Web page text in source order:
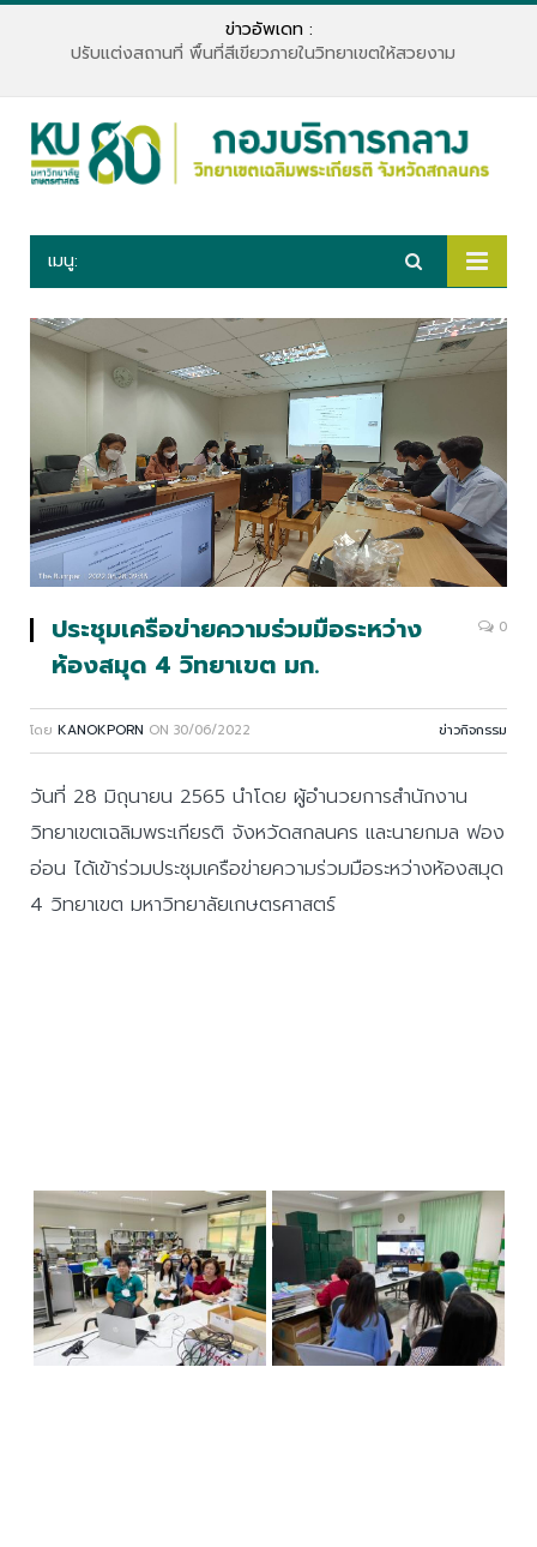
ข่าวอัพเดท :
ปรับแต่งสถานที่ พื้นที่สีเขียวภายในวิทยาเขตให้สวยงาม
เมนู:
ประชุมเครือข่ายความร่วมมือระหว่าง
ห้องสมุด 4 วิทยาเขต มก.
0
โดย KANOKPORN ON 30/06/2022 ข่าวกิจกรรม
วันที่ 28 มิถุนายน 2565 นำโดย ผู้อำนวยการสำนักงาน
วิทยาเขตเฉลิมพระเกียรติ จังหวัดสกลนคร และนายกมล ฟอง
อ่อน ได้เข้าร่วมประชุมเครือข่ายความร่วมมือระหว่างห้องสมุด
4 วิทยาเขต มหาวิทยาลัยเกษตรศาสตร์